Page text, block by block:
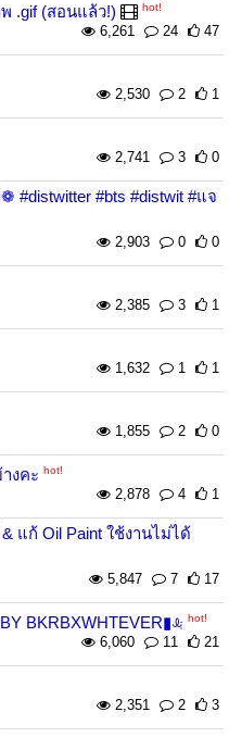
.gif (สอนแล้ว!) hot!
6,261 24 47
2,530 2 1
2,741 3 0
#distwitter #bts #distwit #แจ
2,903 0 0
2,385 3 1
1,632 1 1
1,855 2 0
งคะ hot!
2,878 4 1
แก้ Oil Paint ใช้งานไม่ได้
5,847 7 17
BKRBXWHTEVER▮ꕋ hot!
6,060 11 21
2,351 2 3